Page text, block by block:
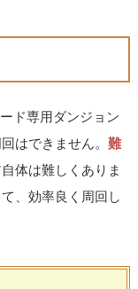
ド専用ダンジョン
はできません。難
体は難しくありま
、効率良く周回し